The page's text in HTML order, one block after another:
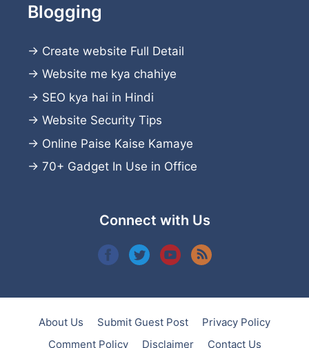
Blogging
→ Create website Full Detail
→ Website me kya chahiye
→ SEO kya hai in Hindi
→ Website Security Tips
→ Online Paise Kaise Kamaye
→ 70+ Gadget In Use in Office
Connect with Us
About Us Submit Guest Post
Privacy Policy
Comment Policy
Disclaimer Contact Us